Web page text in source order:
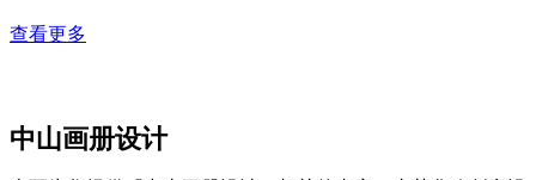
查看更多
中山画册设计